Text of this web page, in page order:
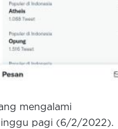
mengalami
pagi (6/2/2022).